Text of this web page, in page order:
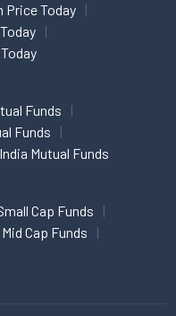
Price Today
Funds
Funds
Mutual Funds
Cap Funds
Mid Cap Funds